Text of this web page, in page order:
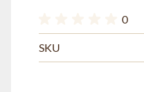
0
SKU